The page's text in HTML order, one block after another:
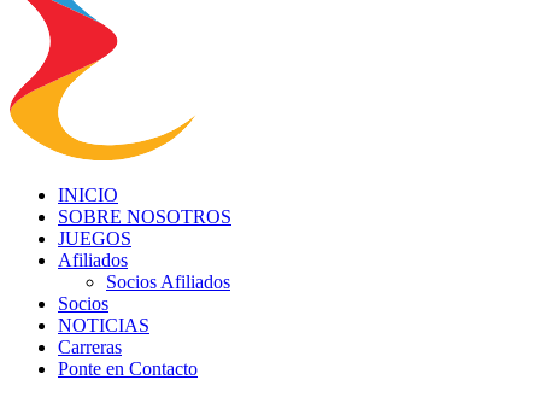
INICIO
SOBRE NOSOTROS
JUEGOS
Afiliados
Socios Afiliados
Socios
NOTICIAS
Carreras
Ponte en Contacto